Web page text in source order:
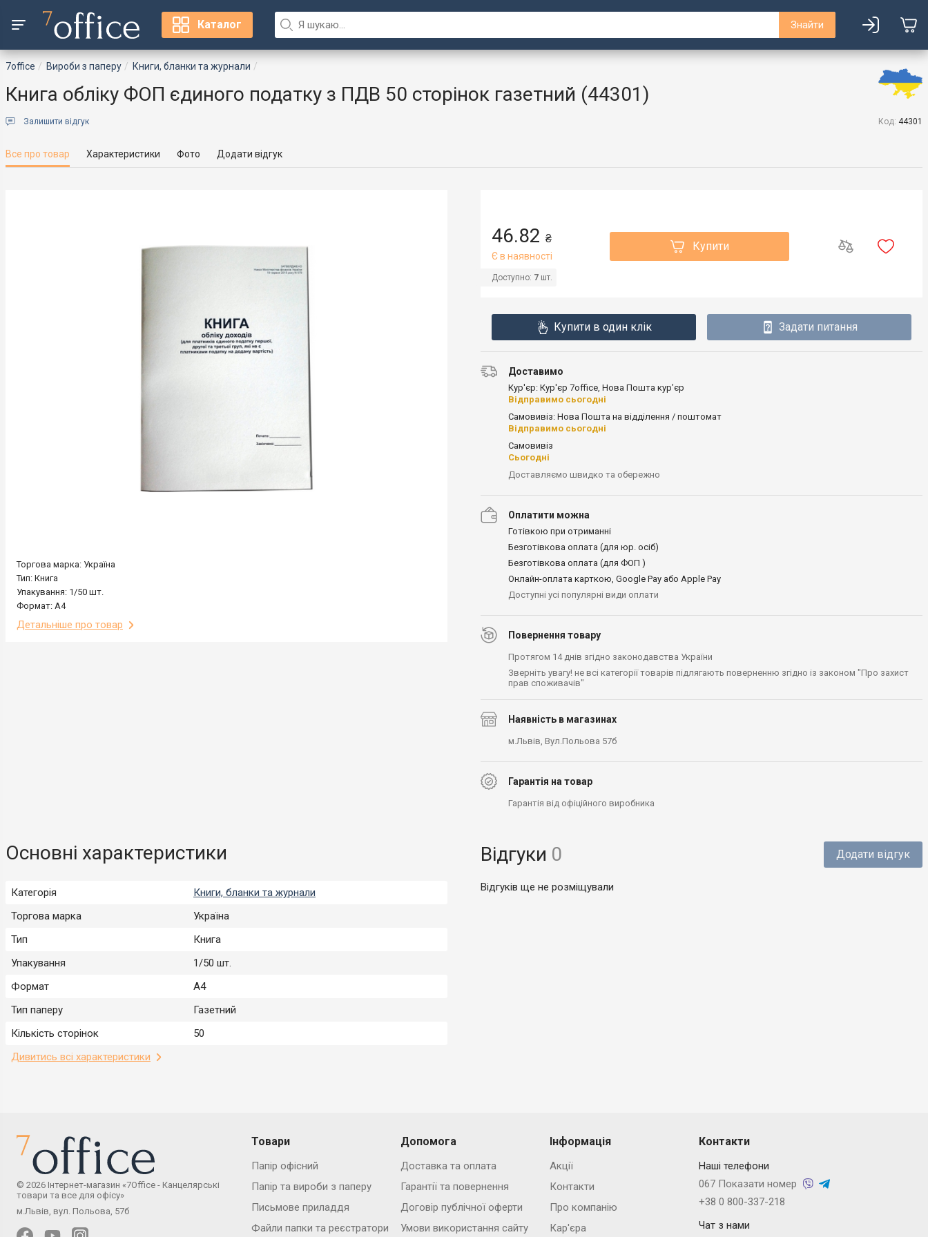
Каталог Знайти
7office Вироби з паперу Книги, бланки та журнали
Книга обліку ФОП єдиного податку з ПДВ 50 сторінок газетний (44301)
Залишити відгук Код: 44301
Все про товар Характеристики Фото Додати відгук
Торгова марка: Україна
Тип: Книга
Упакування: 1/50 шт.
Формат: А4
Детальніше про товар
46.82 ₴
Є в наявності
Доступно: 7 шт.
Купити
Купити в один клік Задати питання
Доставимо
Кур'єр: Кур'єр 7office, Нова Пошта кур’єр
Відправимо сьогодні
Самовивіз: Нова Пошта на відділення / поштомат
Відправимо сьогодні
Самовивіз
Сьогодні
Доставляємо швидко та обережно
Оплатити можна
Готівкою при отриманні
Безготівкова оплата (для юр. осіб)
Безготівкова оплата (для ФОП )
Онлайн-оплата карткою, Google Pay або Apple Pay
Доступні усі популярні види оплати
Повернення товару
Протягом 14 днів згідно законодавства України
Зверніть увагу! не всі категорії товарів підлягають поверненню згідно із законом "Про захист
прав споживачів"
Наявність в магазинах
м.Львів, Вул.Польова 57б
Гарантія на товар
Гарантія від офіційного виробника
Основні характеристики
Категорія
Книги, бланки та журнали
Торгова марка
Україна
Тип
Книга
Упакування
1/50 шт.
Формат
А4
Тип паперу
Газетний
Кількість сторінок
50
Дивитись всі характеристики
Відгуки 0 Додати відгук
Відгуків ще не розміщували
Товари
Папір офісний
Папір та вироби з паперу
Письмове приладдя
Файли папки та реєстратори
Допомога
Доставка та оплата
Гарантії та повернення
Договір публічної оферти
Умови використання сайту
Інформація
Акції
Контакти
Про компанію
Кар'єра
Контакти
Наші телефони
067 Показати номер
+38 0 800-337-218
Чат з нами
© 2026 Інтернет-магазин «7Office - Канцелярські
товари та все для офісу»
м.Львів, вул. Польова, 57б